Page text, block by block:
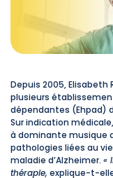
Depuis 2005,
plusieurs
dépendantes (Ehpad)
Sur indication
à dominante musique
pathologies liées au
maladie d’Alzheimer. «
thérapie, explique-t-